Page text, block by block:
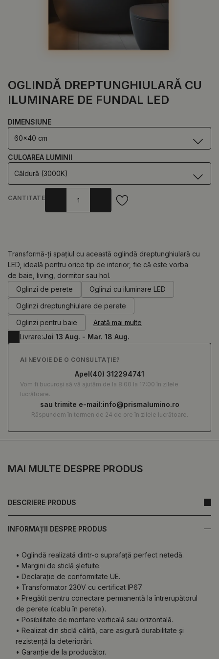
MAI MULTE DESPRE PRODUS
DESCRIERE PRODUS
INFORMAȚII DESPRE PRODUS
• Oglindă realizată dintr-o suprafață perfect netedă.
• Margini de sticlă șlefuite.
• Declarație de conformitate UE.
• Transformator 230V cu certificat IP67.
• Pregătit pentru conectare permanentă la întrerupătorul
de perete (cablu în perete).
• Posibilitate de montare verticală sau orizontală.
• Realizat din sticlă călită, care asigură durabilitate și
rezistență la deteriorări.
• Garanție de la producător.
OGLINDĂ DREPTUNGHIULARĂ CU
ILUMINARE DE FUNDAL LED
DIMENSIUNE
60x40 cm
CULOAREA LUMINII
Căldură (3000K)
CANTITATE
0.00RON
Transformă-ți spațiul cu această oglindă dreptunghiulară cu
LED, ideală pentru orice tip de interior, fie că este vorba
de baie, living, dormitor sau hol.
Oglinzi de perete
Oglinzi cu iluminare LED
Oglinzi dreptunghiulare de perete
Oglinzi pentru baie
Arată mai multe
Livrare:Joi 13 Aug. - Mar. 18 Aug.
AI NEVOIE DE O CONSULTAȚIE?
Apel(40) 312294741
Vom fi bucuroși să vă ajutăm de la 8:00 la 17:00 în zilele
lucrătoare.
sau trimite e-mail:info@prismalumino.ro
Răspundem în termen de 24 de ore în zilele lucrătoare.